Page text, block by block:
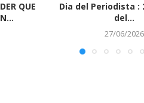
QUE
Dia del Periodista :
del...
27/06/2026